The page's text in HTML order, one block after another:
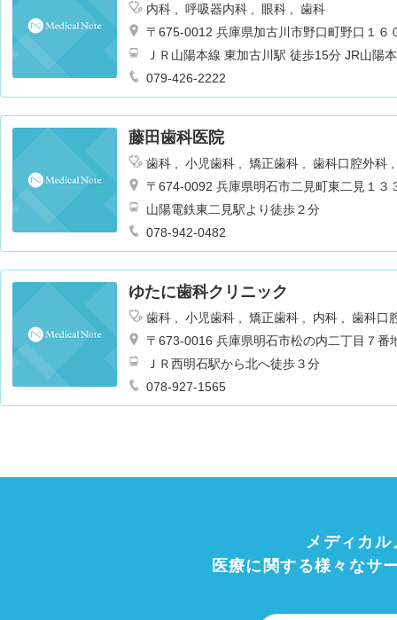
内科 呼吸器内科 眼科
歯科
〒675-0012 兵庫県加古川市野口町野口１６
ＪＲ山陽本線 東加古川駅 徒歩15分 JR山陽
り神姫バス 土山駅南口行
079-426-2222
藤田歯科医院
歯科 小児歯科 矯正歯科
歯科口腔外科
〒674-0092 兵庫県明石市二見町東二見１３
山陽電鉄東二見駅より徒歩２分
078-942-0482
ゆたに歯科クリニック
歯科 小児歯科 矯正歯科 内科
歯科口
〒673-0016 兵庫県明石市松の内二丁目７番
ＪＲ西明石駅から北へ徒歩３分
078-927-1565
メディカ
医療に関する様々なサ